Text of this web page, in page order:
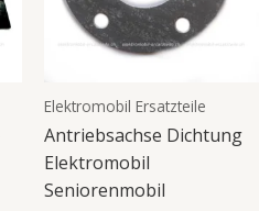
Elektromobil Ersatzteile
Antriebsachse Dichtung
Elektromobil
Seniorenmobil